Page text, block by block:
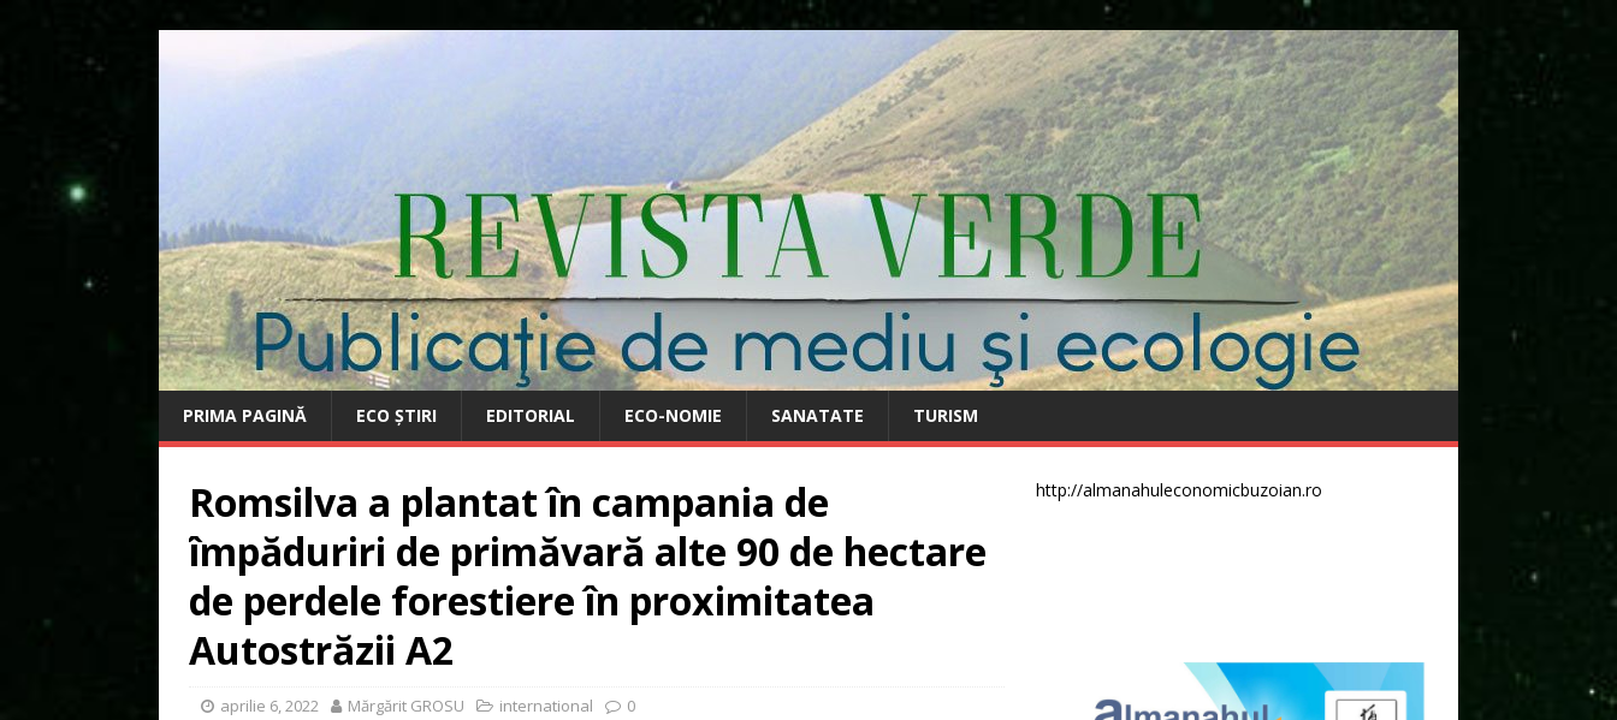
PRIMA PAGINĂ ECO ȘTIRI EDITORIAL ECO-NOMIE SANATATE TURISM
Romsilva a plantat în campania de
împăduriri de primăvară alte 90 de hectare
de perdele forestiere în proximitatea
Autostrăzii A2
aprilie 6, 2022 Mărgărit GROSU international 0
http://almanahuleconomicbuzoian.ro